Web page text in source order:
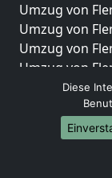
Umzug von
Umzug von
Umzug von
Umzug von
Umzug von
Umzug von
Umzug von
Diese